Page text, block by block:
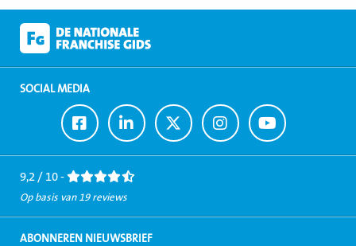
SOCIAL MEDIA
Ga
naar
Facebook
Ga
naar
LinkedIn
Ga
naar
Twitter
Ga
naar
Instagram
Ga
naar
Youtube
9,2 / 10 -
Op basis van 19 reviews
ABONNEREN NIEUWSBRIEF